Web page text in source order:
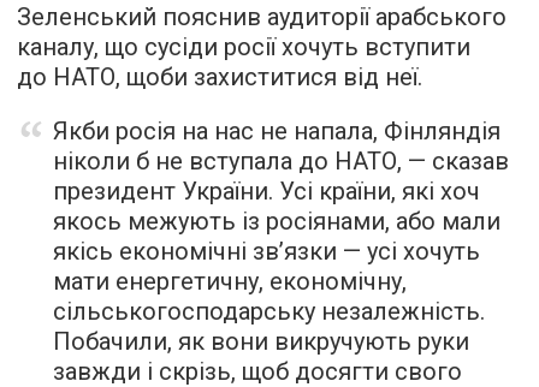
Зеленський пояснив аудиторії арабського
каналу, що сусіди росії хочуть вступити
до НАТО, щоби захиститися від неї.
Якби росія на нас не напала, Фінляндія
ніколи б не вступала до НАТО, — сказав
президент України. Усі країни, які хоч
якось межують із росіянами, або мали
якісь економічні зв’язки — усі хочуть
мати енергетичну, економічну,
сільськогосподарську незалежність.
Побачили, як вони викручують руки
завжди і скрізь, щоб досягти свого